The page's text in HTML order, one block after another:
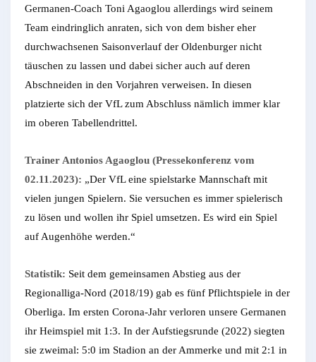
Germanen-Coach Toni Agaoglou allerdings wird seinem
Team eindringlich anraten, sich von dem bisher eher
durchwachsenen Saisonverlauf der Oldenburger nicht
täuschen zu lassen und dabei sicher auch auf deren
Abschneiden in den Vorjahren verweisen. In diesen
platzierte sich der VfL zum Abschluss nämlich immer klar
im oberen Tabellendrittel.
Trainer Antonios Agaoglou (Pressekonferenz vom
02.11.2023): „Der VfL eine spielstarke Mannschaft mit
vielen jungen Spielern. Sie versuchen es immer spielerisch
zu lösen und wollen ihr Spiel umsetzen. Es wird ein Spiel
auf Augenhöhe werden.“
Statistik: Seit dem gemeinsamen Abstieg aus der
Regionalliga-Nord (2018/19) gab es fünf Pflichtspiele in der
Oberliga. Im ersten Corona-Jahr verloren unsere Germanen
ihr Heimspiel mit 1:3. In der Aufstiegsrunde (2022) siegten
sie zweimal: 5:0 im Stadion an der Ammerke und mit 2:1 in